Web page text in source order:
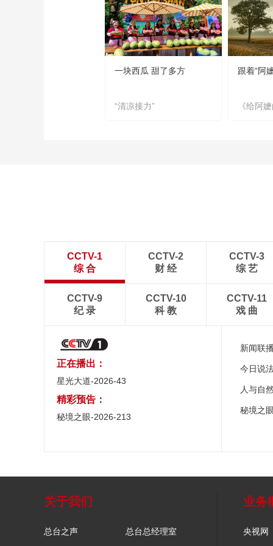
一块西瓜 甜了多方
“清凉接力”
跟着“阿
《给阿
CCTV-1
综 合
CCTV-2
财 经
CCTV-3
综 艺
CCTV-9
纪 录
CCTV-10
科 教
CCTV-11
戏 曲
正在播出：
星光大道-2026-43
精彩预告：
秘境之眼-2026-213
新闻联
今日说
人与自
秘境之
关于我们
总台之声 总台总经理室
业务
央视网